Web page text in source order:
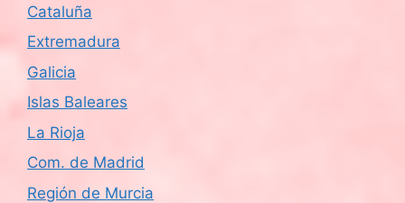
Cataluña
Extremadura
Galicia
Islas Baleares
La Rioja
Com. de Madrid
Región de Murcia